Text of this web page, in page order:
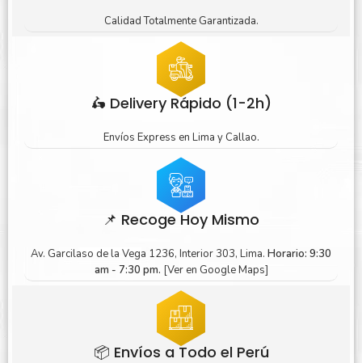
Calidad Totalmente Garantizada.
🛵 Delivery Rápido (1-2h)
Envíos Express en Lima y Callao.
📌 Recoge Hoy Mismo
Av. Garcilaso de la Vega 1236, Interior 303, Lima. Horario: 9:30
am - 7:30 pm. [Ver en Google Maps]
📦 Envíos a Todo el Perú